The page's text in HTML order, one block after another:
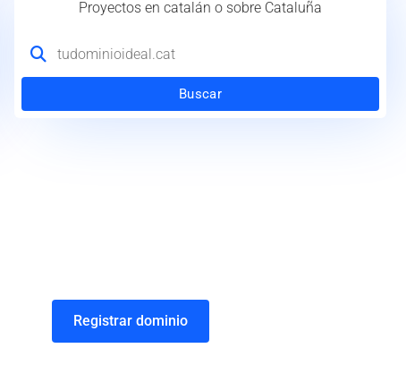
Proyectos en catalán o sobre Cataluña
Buscar
Registrar dominio